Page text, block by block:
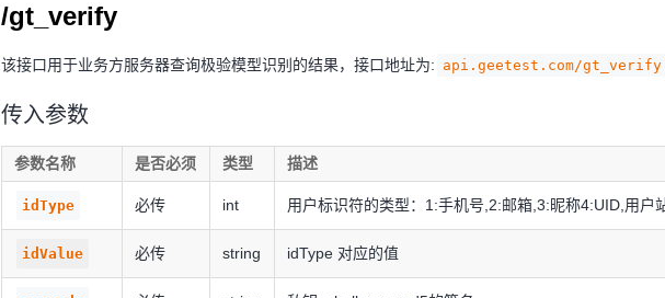
/gt_verify
该接口用于业务方服务器查询极验模型识别的结果，接口地址为: api.geetest.com/gt_verify
传入参数
参数名称 是否必须 类型 描述
idType 必传 int 用户标识符的类型：1:手机号,2:邮箱,3:昵称4:UID,用户
idValue 必传 string idType 对应的值